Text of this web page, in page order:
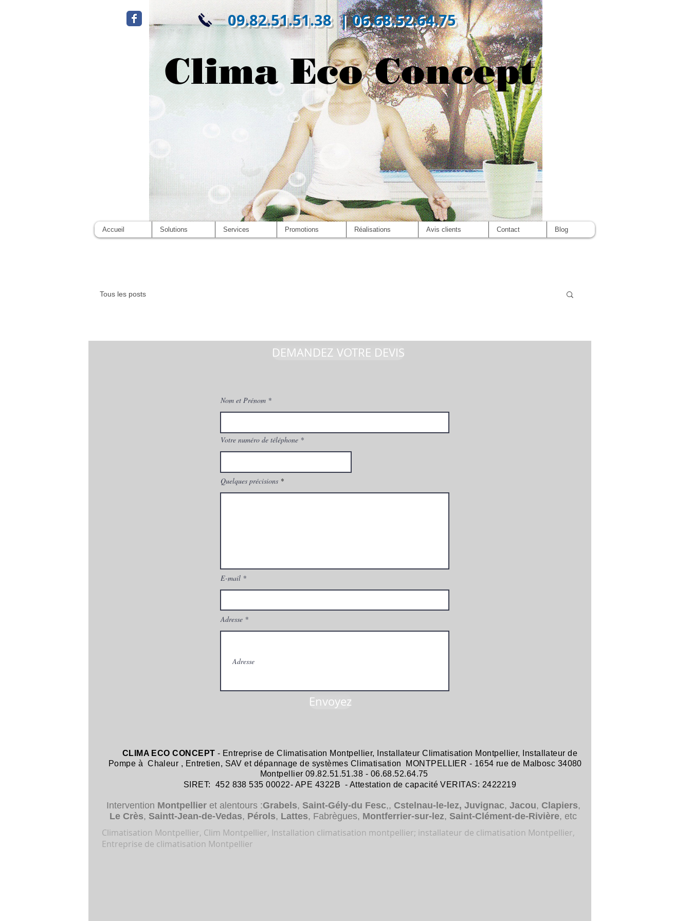
09.82.51.51.38 | 06.68.52.64.75
Clima Eco Concept
Accueil Solutions Services Promotions Réalisations Avis clients Contact Blog
Tous les posts
DEMANDEZ VOTRE DEVIS
Nom et Prénom
Votre numéro de téléphone
Quelques précisions
E-mail
Adresse
Envoyez
CLIMA ECO CONCEPT - Entreprise deClimatisation Montpellier, Installateur Climatisation Montpellier,
Installateur de
Pompe à Chaleur , Entretien, SAV et dépannage de systèmes Climatisation MONTPELLIER - 1654 rue de Malbosc 34080
Montpellier 09.82.51.51.38 - 06.68.52.64.75
SIRET: 452 838 535 00022- APE 4322B - Attestation de capacité VERITAS: 2422219
Intervention Montpellieret alentours :Grabels, Saint-Gély-du Fesc,, Cstelnau-le-lez, Juvignac, Jacou, Clapiers,
Le Crès, Saintt-Jean-de-Vedas, Pérols, Lattes, Fabrègues, Montferrier-sur-lez, Saint-Clément-de-Rivière, etc
Climatisation Montpellier, Clim Montpellier, Installation climatisation montpellier; installateur de climatisation Montpellier,
Entreprise de climatisation Montpellier